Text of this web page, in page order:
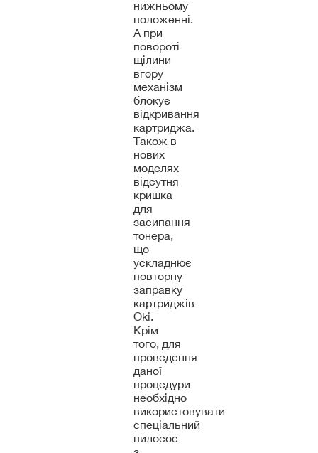
нижньому
положенні.
А при
повороті
щілини
вгору
механізм
блокує
відкривання
картриджа.
Також в
нових
моделях
відсутня
кришка
для
засипання
тонера,
що
ускладнює
повторну
заправку
картриджів
Oki.
Крім
того, для
проведення
даної
процедури
необхідно
використовувати
спеціальний
пилосос